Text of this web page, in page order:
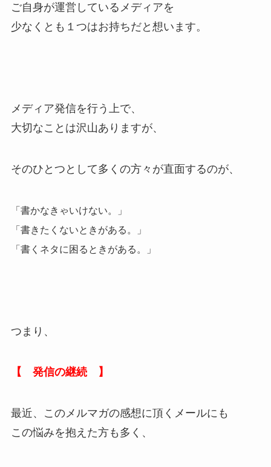
ご自身が運営しているメディアを
少なくとも１つはお持ちだと想います。
メディア発信を行う上で、
大切なことは沢山ありますが、
そのひとつとして多くの方々が直面するのが、
「書かなきゃいけない。」
「書きたくないときがある。」
「書くネタに困るときがある。」
つまり、
【 発信の継続 】
最近、このメルマガの感想に頂くメールにも
この悩みを抱えた方も多く、